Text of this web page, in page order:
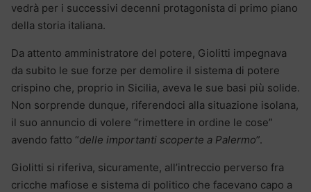
vedrà per i successivi decenni protagonista di primo piano
della storia italiana.
Da attento amministratore del potere, Giolitti impegnava
da subito le sue forze per demolire il sistema di potere
crispino che, proprio in Sicilia, aveva le sue basi più solide.
Non sorprende dunque, riferendoci alla situazione isolana,
il suo annuncio di volere “rimettere in ordine le cose”
avendo fatto “delle importanti scoperte a Palermo”.
Giolitti si riferiva, sicuramente, all’intreccio perverso fra
cricche mafiose e sistema di politico che facevano capo a